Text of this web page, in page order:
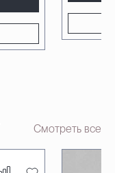
Смотреть все